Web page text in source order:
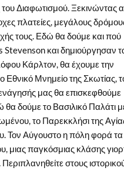
Διαφωτισμού. Ξεκινώντας
πλατείες, μεγάλους
τους. Εδώ θα δούμε και πού
και δημιούργησαν
Κάρλτον, θα έχουμε την
Μνημείο της Σκωτίας,
μας θα επισκεφθούμε
δούμε το Βασιλικό Παλάτι
το Παρεκκλήσι της
Τον Αύγουστο η πόλη φορά τα
μιας παγκόσμιας κλάσης
στους